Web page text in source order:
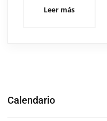
Leer más
Calendario